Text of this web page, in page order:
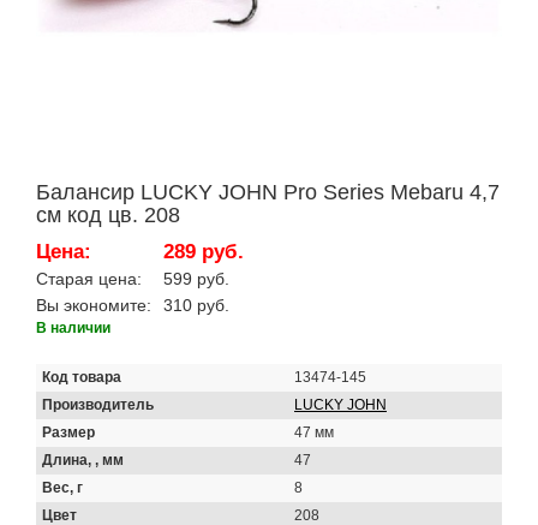
Балансир LUCKY JOHN Pro Series Mebaru 4,7
см код цв. 208
Цена: 289 руб.
Старая цена:
599 руб.
Вы экономите:
310 руб.
В наличии
Код товара
13474-145
Производитель
LUCKY JOHN
Размер
47 мм
Длина, , мм
47
Вес, г
8
Цвет
208